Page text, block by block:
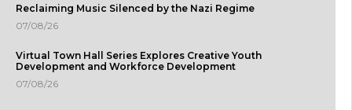
Reclaiming Music Silenced by the Nazi Regime
07/08/26
Virtual Town Hall Series Explores Creative Youth
Development and Workforce Development
07/08/26